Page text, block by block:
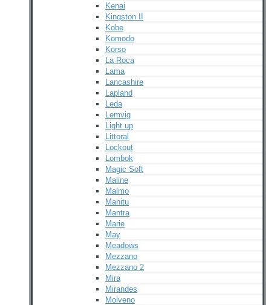
Kenai
Kingston II
Kobe
Komodo
Korso
La Roca
Lama
Lancashire
Lapland
Leda
Lemvig
Light up
Littoral
Lockout
Lombok
Magic Soft
Maline
Malmo
Manitu
Mantra
Marie
May
Meadows
Mezzano
Mezzano 2
Mira
Mirandes
Molveno